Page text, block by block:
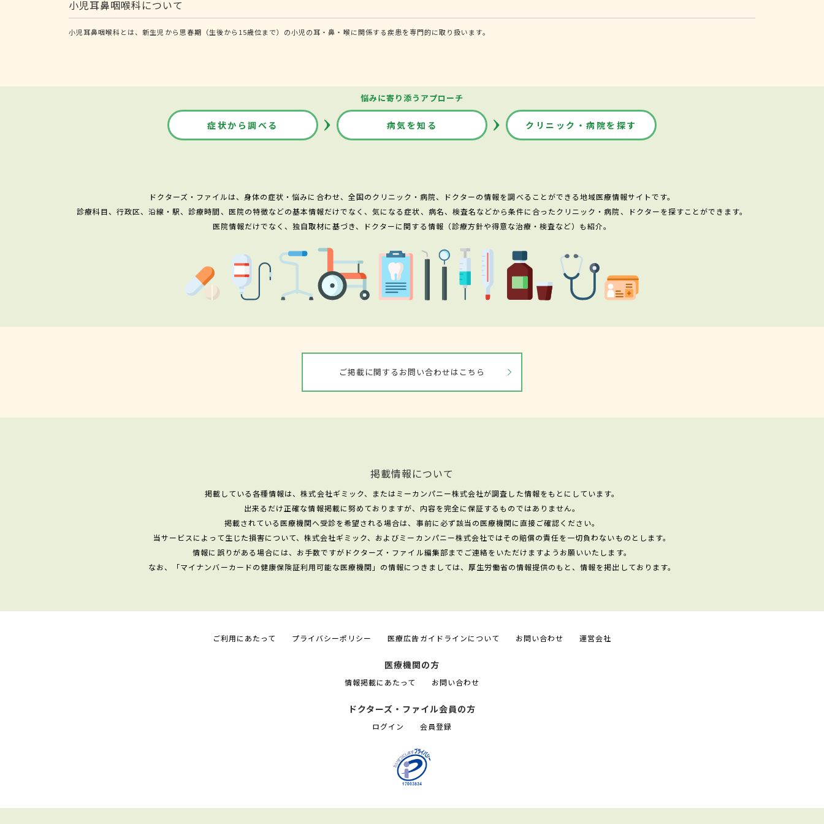
小児耳鼻咽喉科について
小児耳鼻咽喉科とは、新生児から思春期（生後から15歳位まで）の小児の耳・鼻・喉に関係する疾患を専門的に取り扱います。
悩みに寄り添うアプローチ
症状から調べる 病気を知る クリニック・病院を探す
ドクターズ・ファイルは、身体の症状・悩みに合わせ、全国のクリニック・病院、ドクターの情報を調べることができる地域医療情報サイトです。
診療科目、行政区、沿線・駅、診療時間、医院の特徴などの基本情報だけでなく、気になる症状、病名、検査名などから条件に合ったクリニック・病院、ドクターを探すことができます。
医院情報だけでなく、独自取材に基づき、ドクターに関する情報（診療方針や得意な治療・検査など）も紹介。
ご掲載に関するお問い合わせはこちら
掲載情報について
掲載している各種情報は、株式会社ギミック、またはミーカンパニー株式会社が調査した情報をもとにしています。
出来るだけ正確な情報掲載に努めておりますが、内容を完全に保証するものではありません。
掲載されている医療機関へ受診を希望される場合は、事前に必ず該当の医療機関に直接ご確認ください。
当サービスによって生じた損害について、株式会社ギミック、およびミーカンパニー株式会社ではその賠償の責任を一切負わないものとします。
情報に誤りがある場合には、お手数ですがドクターズ・ファイル編集部までご連絡をいただけますようお願いいたします。
なお、「マイナンバーカードの健康保険証利用可能な医療機関」の情報につきましては、厚生労働省の情報提供のもと、情報を掲出しております。
ご利用にあたって プライバシーポリシー 医療広告ガイドラインについて お問い合わせ 運営会社
医療機関の方
情報掲載にあたって お問い合わせ
ドクターズ・ファイル会員の方
ログイン 会員登録